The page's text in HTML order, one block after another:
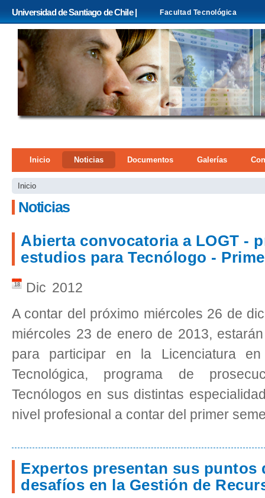
Universidad de Santiago de Chile | Facultad Tecnológica
Menú principal
Inicio Noticias Documentos Galerías
Se encuentra usted aquí
Inicio
Noticias
Abierta convocatoria a LOGT -
estudios para Tecnólogo -
Dic
18
2012
A contar del próximo miércoles 26 de
miércoles 23 de enero de 2013,
para participar en la Licenciatura
Tecnológica, programa de
Tecnólogos en sus distintas
nivel profesional a contar del primer
Expertos presentan sus puntos
desafíos en la Gestión de
Páginas